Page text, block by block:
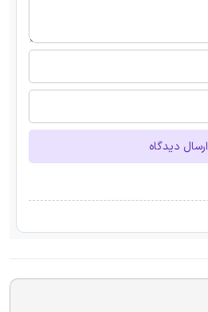
ارسال دیدگاه